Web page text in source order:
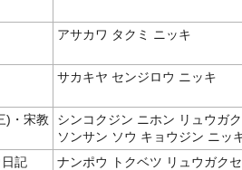
アサカワ タクミ ニッキ
サカキヤ センジロウ ニッキ
)・宋教
シンコクジン ニホン リュウガ
ソンサン ソウ キョウジン ニッ
記
ナンポウ トクベツ リュウガク